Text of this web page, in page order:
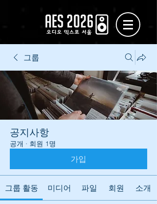
그룹
공지사항
공개 · 회원 1명
가입
그룹 활동 미디어 파일 회원 소개